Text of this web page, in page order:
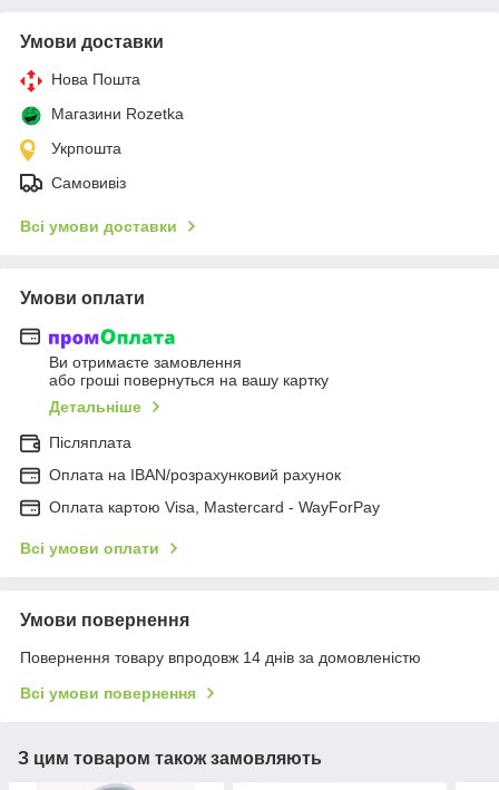
Умови доставки
Нова Пошта
Магазини Rozetka
Укрпошта
Самовивіз
Всі умови доставки
Умови оплати
Ви отримаєте замовлення
або гроші повернуться на вашу картку
Детальніше
Післяплата
Оплата на IBAN/розрахунковий рахунок
Оплата картою Visa, Mastercard - WayForPay
Всі умови оплати
Умови повернення
Повернення товару впродовж 14 днів за домовленістю
Всі умови повернення
З цим товаром також замовляють